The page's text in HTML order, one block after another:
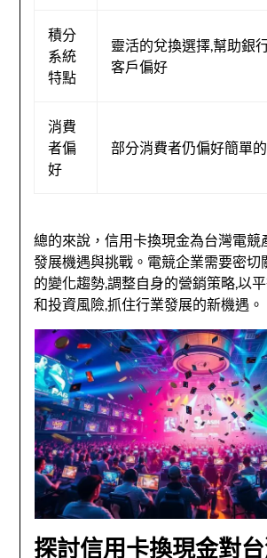
積分
系統
特點
靈活的兌換選擇,幫助銀
客戶偏好
消費
者偏
好
部分消費者仍偏好簡單
總的來說，信用卡換現金為台灣電競
發展機遇與挑戰。電競企業需要密切
的變化趨勢,調整自身的營銷策略,以
和投資風險,抓住行業發展的新機遇。
探討信用卡換現金對